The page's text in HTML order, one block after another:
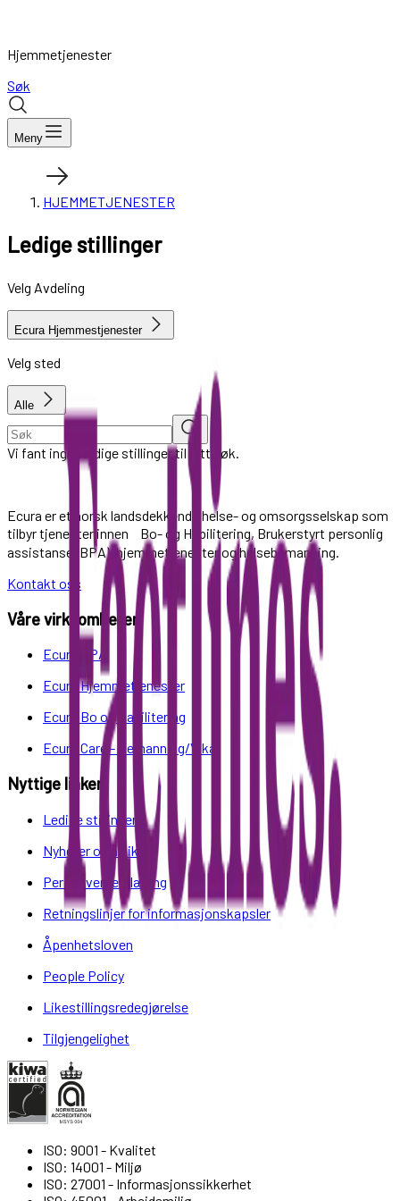
Hjemmetjenester
Søk
Meny
HJEMMETJENESTER
Ledige stillinger
Velg Avdeling
Ecura Hjemmestjenester
Velg sted
Alle
Vi fant ingen ledige stillinger til ditt søk.
Ecura er et norsk landsdekkende helse- og omsorgsselskap som
tilbyr tjenester innen Bo- og Habilitering, Brukerstyrt personlig
assistanse (BPA), hjemmetjenester og helsebemanning.
Kontakt oss
Våre virksomheter
Ecura BPA
Ecura Hjemmetjenester
Ecura Bo og Habilitering
Ecura Care - Bemanning/Vikar
Nyttige linker
Ledige stillinger
Nyheter og artikler
Personvernerklæring
Retningslinjer for informasjonskapsler
Åpenhetsloven
People Policy
Likestillingsredegjørelse
Tilgjengelighet
ISO: 9001 - Kvalitet
ISO: 14001 - Miljø
ISO: 27001 - Informasjonssikkerhet